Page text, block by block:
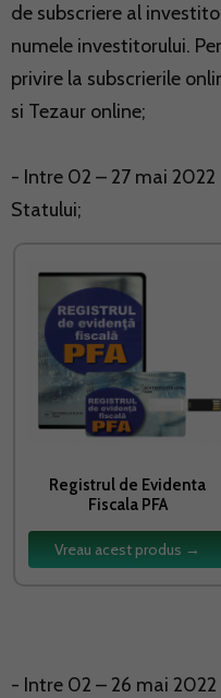
de subscriere al
numele investitorului.
privire la subscrierile
si Tezaur online;
- Intre 02 – 27 mai
Statului;
Registrul de Evidenta
Fiscala PFA
Vreau acest produs →
- Intre 02 – 26 mai